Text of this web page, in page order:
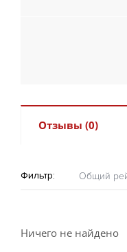
Отзывы (0)
Фильтр: Общий
Ничего не найдено